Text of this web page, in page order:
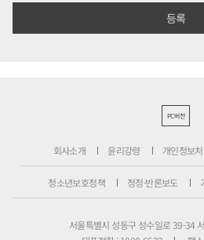
PC버전
회사소개 윤리강령 개인정보
청소년보호정책 정정·반론보도
서울특별시 성동구 성수일로 39-34